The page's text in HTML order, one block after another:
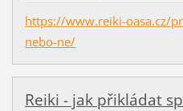
https://www.reiki-oasa.cz/
nebo-ne/
Reiki - jak přikládat